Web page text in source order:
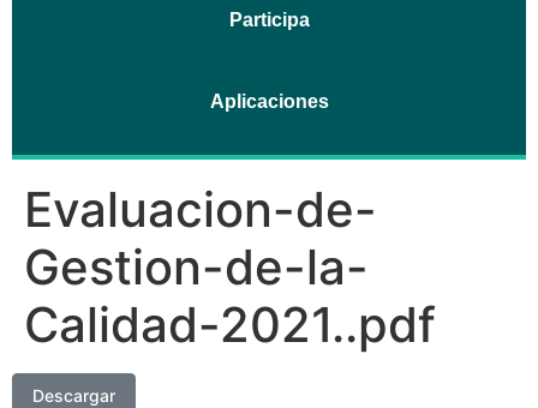
Participa
Aplicaciones
Evaluacion-de-
Gestion-de-la-
Calidad-2021..pdf
Descargar